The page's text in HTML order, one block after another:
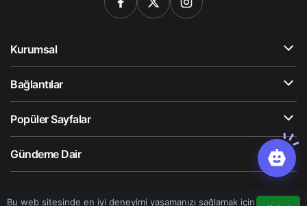
Bu web sitesinde en iyi deneyimi yaşamanızı sağlamak için
Kurumsal
Bağlantılar
Popüler Sayfalar
Gündeme Dair
© Telif Hakkı 2026, Tüm Hakları Saklıdır